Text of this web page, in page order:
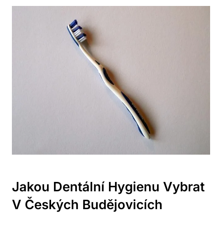
Jakou Dentální Hygienu Vybrat
V Českých Budějovicích